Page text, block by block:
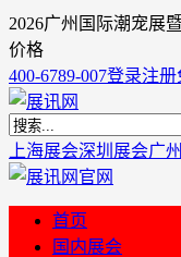
2026广州国际潮宠展
价格
400-6789-007登录注册
上海展会深圳展会广
首页
国内展会